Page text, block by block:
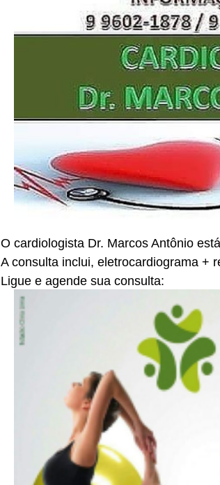
O cardiologista Dr. Marcos Antônio
A consulta inclui, eletrocardiograma +
Ligue e agende sua consulta: